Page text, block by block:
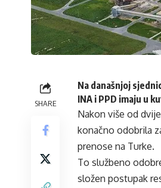
SHARE
Na današnjoj
INA i PPD imaju u
Nakon više od
konačno odobrila
prenose na Turke.
To službeno
složen postupak